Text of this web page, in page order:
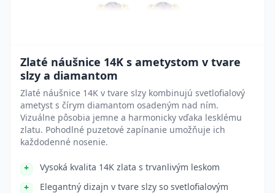
Zlaté náušnice 14K s ametystom v tvare
slzy a diamantom
Zlaté náušnice 14K v tvare slzy kombinujú svetlofialový
ametyst s čírym diamantom osadeným nad ním.
Vizuálne pôsobia jemne a harmonicky vďaka lesklému
zlatu. Pohodlné puzetové zapínanie umožňuje ich
každodenné nosenie.
Vysoká kvalita 14K zlata s trvanlivým leskom
Elegantný dizajn v tvare slzy so svetlofialovým